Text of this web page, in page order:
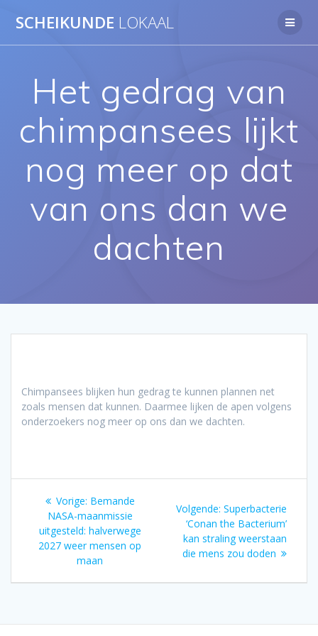
naar
SCHEIKUNDE LOKAAL
Het gedrag van
chimpansees lijkt
nog meer op dat
van ons dan we
dachten
Chimpansees blijken hun gedrag te kunnen plannen net
zoals mensen dat kunnen. Daarmee lijken de apen volgens
onderzoekers nog meer op ons dan we dachten.
Bericht
navigatie
Vorige: Vorig
bericht:
Bemande
NASA-maanmissie
uitgesteld: halverwege
2027 weer mensen op
maan
Volgende: Volgend
bericht:
Superbacterie
‘Conan the Bacterium’
kan straling weerstaan
die mens zou doden